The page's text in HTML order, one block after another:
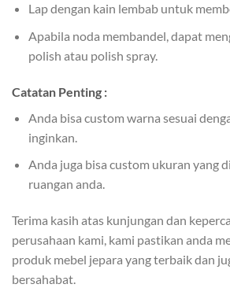
Lap dengan kain lembab untuk
Apabila noda membandel, dapat
polish atau polish spray.
Catatan Penting :
Anda bisa custom warna sesuai
inginkan.
Anda juga bisa custom ukuran yang
ruangan anda.
Terima kasih atas kunjungan dan
perusahaan kami, kami pastikan anda
produk mebel jepara yang terbaik dan
bersahabat.